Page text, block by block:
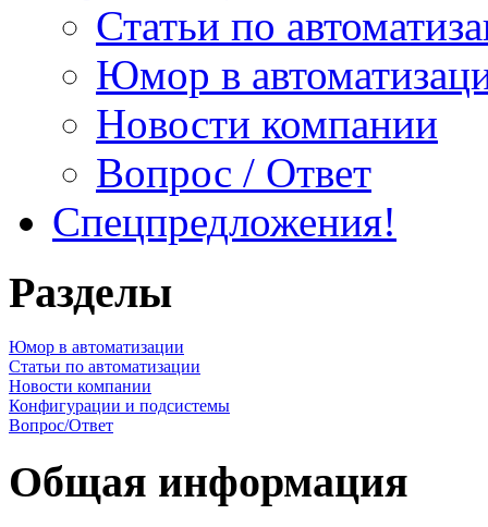
Статьи по
Юмор в
Новости компании
Вопрос / Ответ
Спецпредложения!
Разделы
Юмор в автоматизации
Статьи по автоматизации
Новости компании
Конфигурации и подсистемы
Вопрос/Ответ
Общая информация